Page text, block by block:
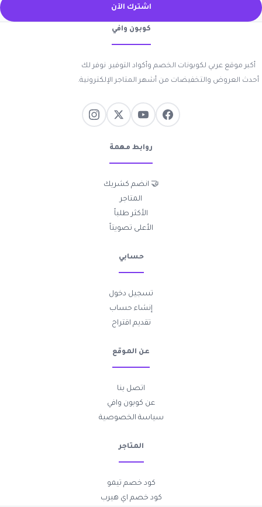
اشترك الآن
كوبون وافي
أكبر موقع عربي لكوبونات الخصم وأكواد التوفير. نوفر لك
أحدث العروض والتخفيضات من أشهر المتاجر الإلكترونية.
روابط مهمة
🤝 انضم كشريك
المتاجر
الأكثر طلباً
الأعلى تصويتاً
حسابي
تسجيل دخول
إنشاء حساب
تقديم اقتراح
عن الموقع
اتصل بنا
عن كوبون وافي
سياسة الخصوصية
المتاجر
كود خصم تيمو
كود خصم اي هيرب